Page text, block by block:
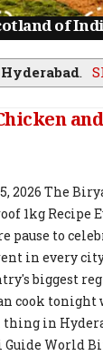
of
.
2026 The
1kg Recipe
pause to
in every
biggest
cook
in
World